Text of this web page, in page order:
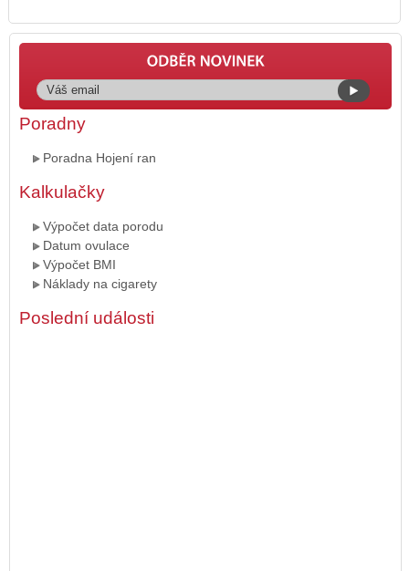
Poradny
Poradna Hojení ran
Kalkulačky
Výpočet data porodu
Datum ovulace
Výpočet BMI
Náklady na cigarety
Poslední události